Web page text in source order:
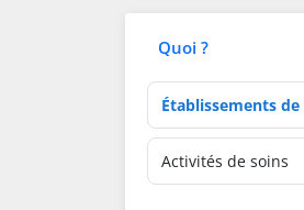
Quoi ?
Type
Activités de soins